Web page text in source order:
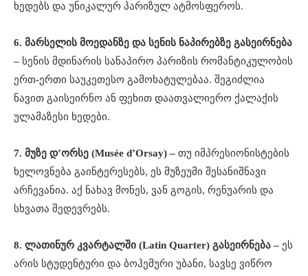
ხედებს და უნიკალურ პარიზულ ატმოსფეროს.
6. მარსელის მოედანზე და სენის ნაპირებზე გასეირნება
– სენის მდინარის სანაპირო პარიზის რომანტიკულობის
ერთ-ერთი საუკეთესო გამოხატულებაა. შეგიძლია
ნავით გაისეირნო ან ფეხით დაათვალიერო ქალაქის
ულამაზესი ხედები.
7. მუზე დ’ორსე (Musée d’Orsay) – თუ იმპრესიონისტების
ხელოვნება გაინტერესებს, ეს მუზეუმი შესანიშნავი
არჩევანია. აქ ნახავ მონეს, ვან გოგის, რენუარის და
სხვათა შედევრებს.
8. ლათინურ კვარტალში (Latin Quarter) გასეირნება – ეს
არის სტუდენტური და ბოჰემური უბანი, სავსე ვიწრო